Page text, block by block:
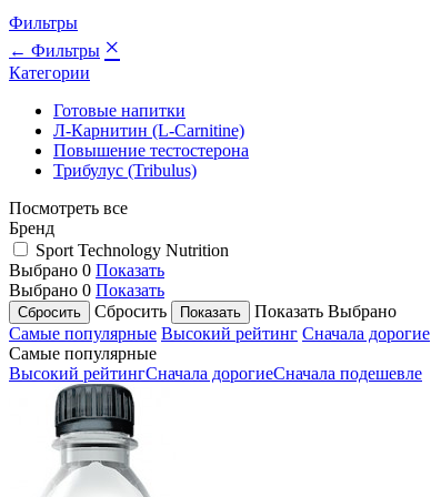
Фильтры
← Фильтры ×
Категории
Готовые напитки
Л-Карнитин (L-Сarnitine)
Повышение тестостерона
Трибулус (Tribulus)
Посмотреть все
Бренд
Sport Technology Nutrition
Выбрано 0 Показать
Выбрано 0 Показать
Сбросить
Показать Выбрано
Самые популярные Высокий рейтинг Сначала дорогие
Самые популярные
Высокий рейтингСначала дорогиеСначала подешевле